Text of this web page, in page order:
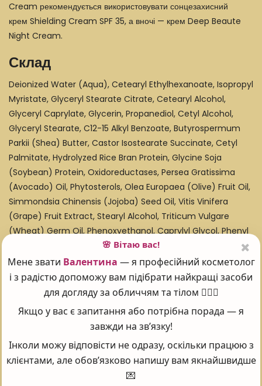
Cream рекомендується використовувати сонцезахисний
крем Shielding Cream SPF 35, а вночі — крем Deep Beaute
Night Cream.
Склад
Deionized Water (Aqua), Cetearyl Ethylhexanoate, Isopropyl
Myristate, Glyceryl Stearate Citrate, Cetearyl Alcohol,
Glyceryl Caprylate, Glycerin, Propanediol, Cetyl Alcohol,
Glyceryl Stearate, C12-15 Alkyl Benzoate, Butyrospermum
Parkii (Shea) Butter, Castor Isostearate Succinate, Cetyl
Palmitate, Hydrolyzed Rice Bran Protein, Glycine Soja
(Soybean) Protein, Oxidoreductases, Persea Gratissima
(Avocado) Oil, Phytosterols, Olea Europaea (Olive) Fruit Oil,
Simmondsia Chinensis (Jojoba) Seed Oil, Vitis Vinifera
(Grape) Fruit Extract, Stearyl Alcohol, Triticum Vulgare
(Wheat) Germ Oil, Phenoxyethanol, Caprylyl Glycol, Phenyl
Trimethicone, Sorbitan Tristearate, Vitis Vinifera (Grape)
Seed Oil, Tocopheryl Acetate, Sodium Phytate,
Phenylpropanol, Chlorphenesin, Resveratrol, Butylene
Glycol, Oligopeptide-24 (Cg-Edp3), Fragrance, Xanthan
Gum, Vinegar, Limonene, Linalool, Butylphenyl
Methylpropional (Lilial).
Об'єм 30 мл.
🌸 Вітаю вас!
Мене звати Валентина — я професійний косметолог
і з радістю допоможу вам підібрати найкращі засоби
для догляду за обличчям та тілом 💆‍♀️✨
Якщо у вас є запитання або потрібна порада — я
завжди на зв’язку!
Інколи можу відповісти не одразу, оскільки працюю з
клієнтами, але обов’язково напишу вам якнайшвидше
💌